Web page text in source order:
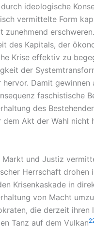
ideologische
vermittelte Form
zunehmend
des Kapitals, der
Krise effektiv zu
der
hervor. Damit gewinnen
faschistische
des
dem Akt der Wahl nicht
Markt und Justiz
Herrschaft drohen
Krisenkaskade in
von Macht
die derzeit ihren
Tanz auf dem Vulkan